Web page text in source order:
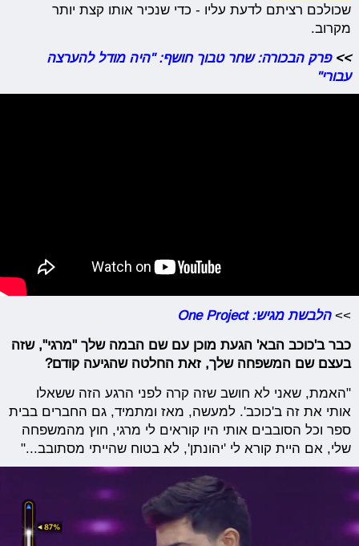
שכולכם רציתם לדעת עליו - כדי שנכיר אותו קצת יותר
מקרוב.
>>פרק הבכורה: שחר טבוך חושף: "היה מודל להערצה
עבורי"
>>הלבשת מגיש: One Project
כבר ב'כוכב הבא' הגעת מוכן עם שם הבמה שלך "מרגי", שזה
בעצם שם המשפחה שלך, זאת החלטה שהגיעה קודם?
"האמת, שאני לא חושב שזה קרה לפני הרגע הזה ששאלו
אותי את זה ב'כוכב'. למעשה, מאז ומתמיד, גם החברים בבית
ספר וכל הסובבים אותי היו קוראים לי מרגי, חוץ מהמשפחה
שלי, אם היית קורא לי 'יהונתן', לא בטוח שהייתי מסתובב..."